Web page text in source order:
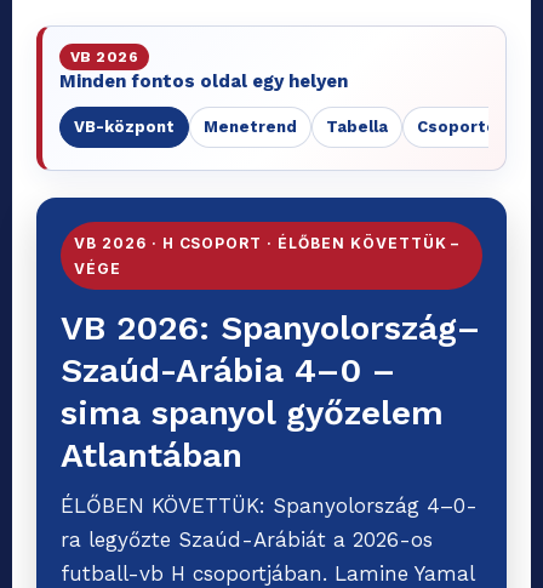
VB 2026
Minden fontos oldal egy helyen
VB-központ Menetrend Tabella Csoportok
VB 2026 · H CSOPORT · ÉLŐBEN KÖVETTÜK –
VÉGE
VB 2026: Spanyolország–
Szaúd-Arábia 4–0 –
sima spanyol győzelem
Atlantában
ÉLŐBEN KÖVETTÜK: Spanyolország 4–0-
ra legyőzte Szaúd-Arábiát a 2026-os
futball-vb H csoportjában. Lamine Yamal